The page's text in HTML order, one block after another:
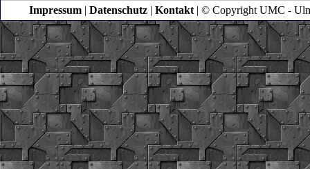
Impressum | Datenschutz | Kontakt | © Copyright UMC -